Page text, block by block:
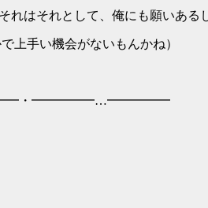
て、俺にも願いあるし
会がないもんかね）
・━━━━━…━━━━━